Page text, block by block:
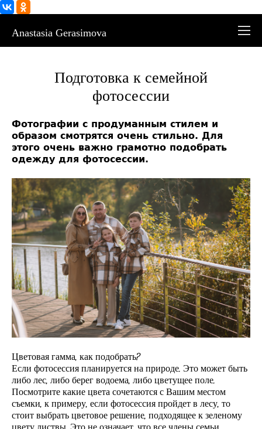
Anastasia Gerasimova
Подготовка к семейной
фотосессии
Фотографии с продуманным стилем и
образом смотрятся очень стильно. Для
этого очень важно грамотно подобрать
одежду для фотосессии.
Цветовая гамма, как подобрать?
Если фотосессия планируется на природе. ​Это может быть
либо лес, либо берег водоема, либо цветущее поле.
Посмотрите какие цвета сочетаются с Вашим местом
съемки, к примеру, если фотосессия пройдет в лесу, то
стоит выбрать цветовое решение, подходящее к зеленому